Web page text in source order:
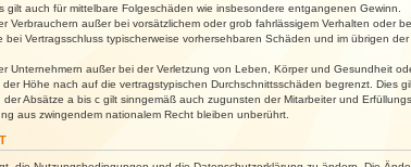
gilt auch für mittelbare Folgeschäden wie insbesondere entgangenen Gewinn.
Verbrauchern außer bei vorsätzlichem oder grob fahrlässigem Verhalten
bei Vertragsschluss typischerweise vorhersehbaren Schäden und im übrigen
Unternehmern außer bei der Verletzung von Leben, Körper und Gesundheit
Höhe nach auf die vertragstypischen Durchschnittsschäden begrenzt. Dies
Absätze a bis c gilt sinngemäß auch zugunsten der Mitarbeiter und
aus zwingendem nationalem Recht bleiben unberührt.